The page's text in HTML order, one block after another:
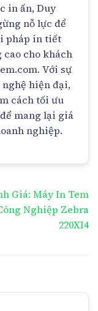
in ấn, Duy
nỗ lực để
pháp in tiết
cho khách
Với sự
hiện đại,
cách tối ưu
mang lại giá
nghiệp.
Giá: Máy In Tem
Nghiệp Zebra
220XI4